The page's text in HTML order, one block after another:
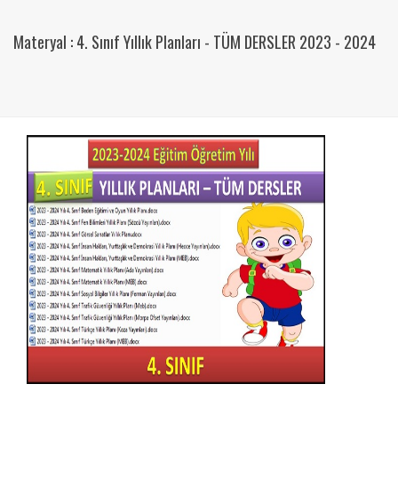
Materyal : 4. Sınıf Yıllık Planları - TÜM DERSLER 2023 - 2024